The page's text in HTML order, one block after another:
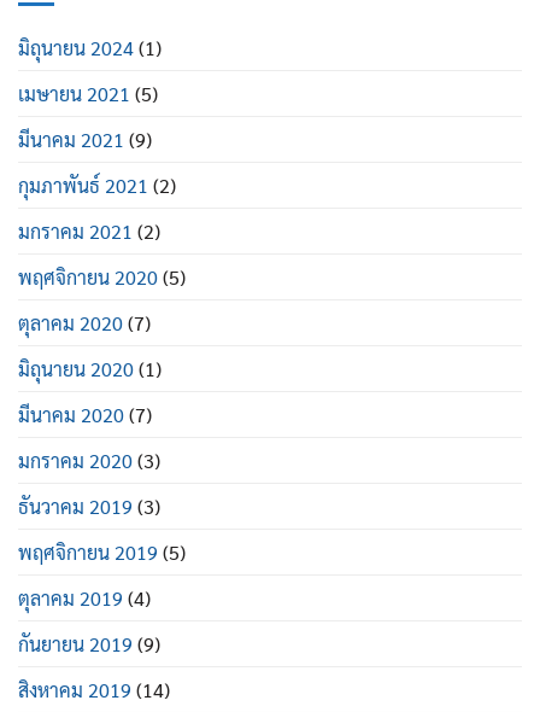
มิถุนายน 2024(1)
เมษายน 2021 (5)
มีนาคม 2021 (9)
กุมภาพันธ์ 2021 (2)
มกราคม 2021 (2)
พฤศจิกายน 2020(5)
ตุลาคม 2020(7)
มิถุนายน 2020(1)
มีนาคม 2020(7)
มกราคม 2020(3)
ธันวาคม 2019 (3)
พฤศจิกายน 2019 (5)
ตุลาคม 2019 (4)
กันยายน 2019 (9)
สิงหาคม 2019 (14)